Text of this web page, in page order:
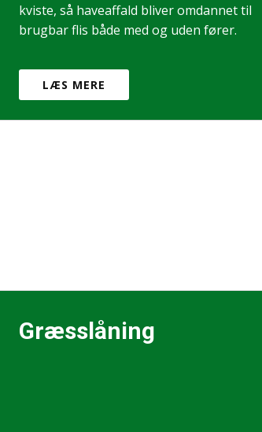
kviste, så haveaffald bliver omdannet til
brugbar flis både med og uden fører.
LÆS MERE
Græsslåning